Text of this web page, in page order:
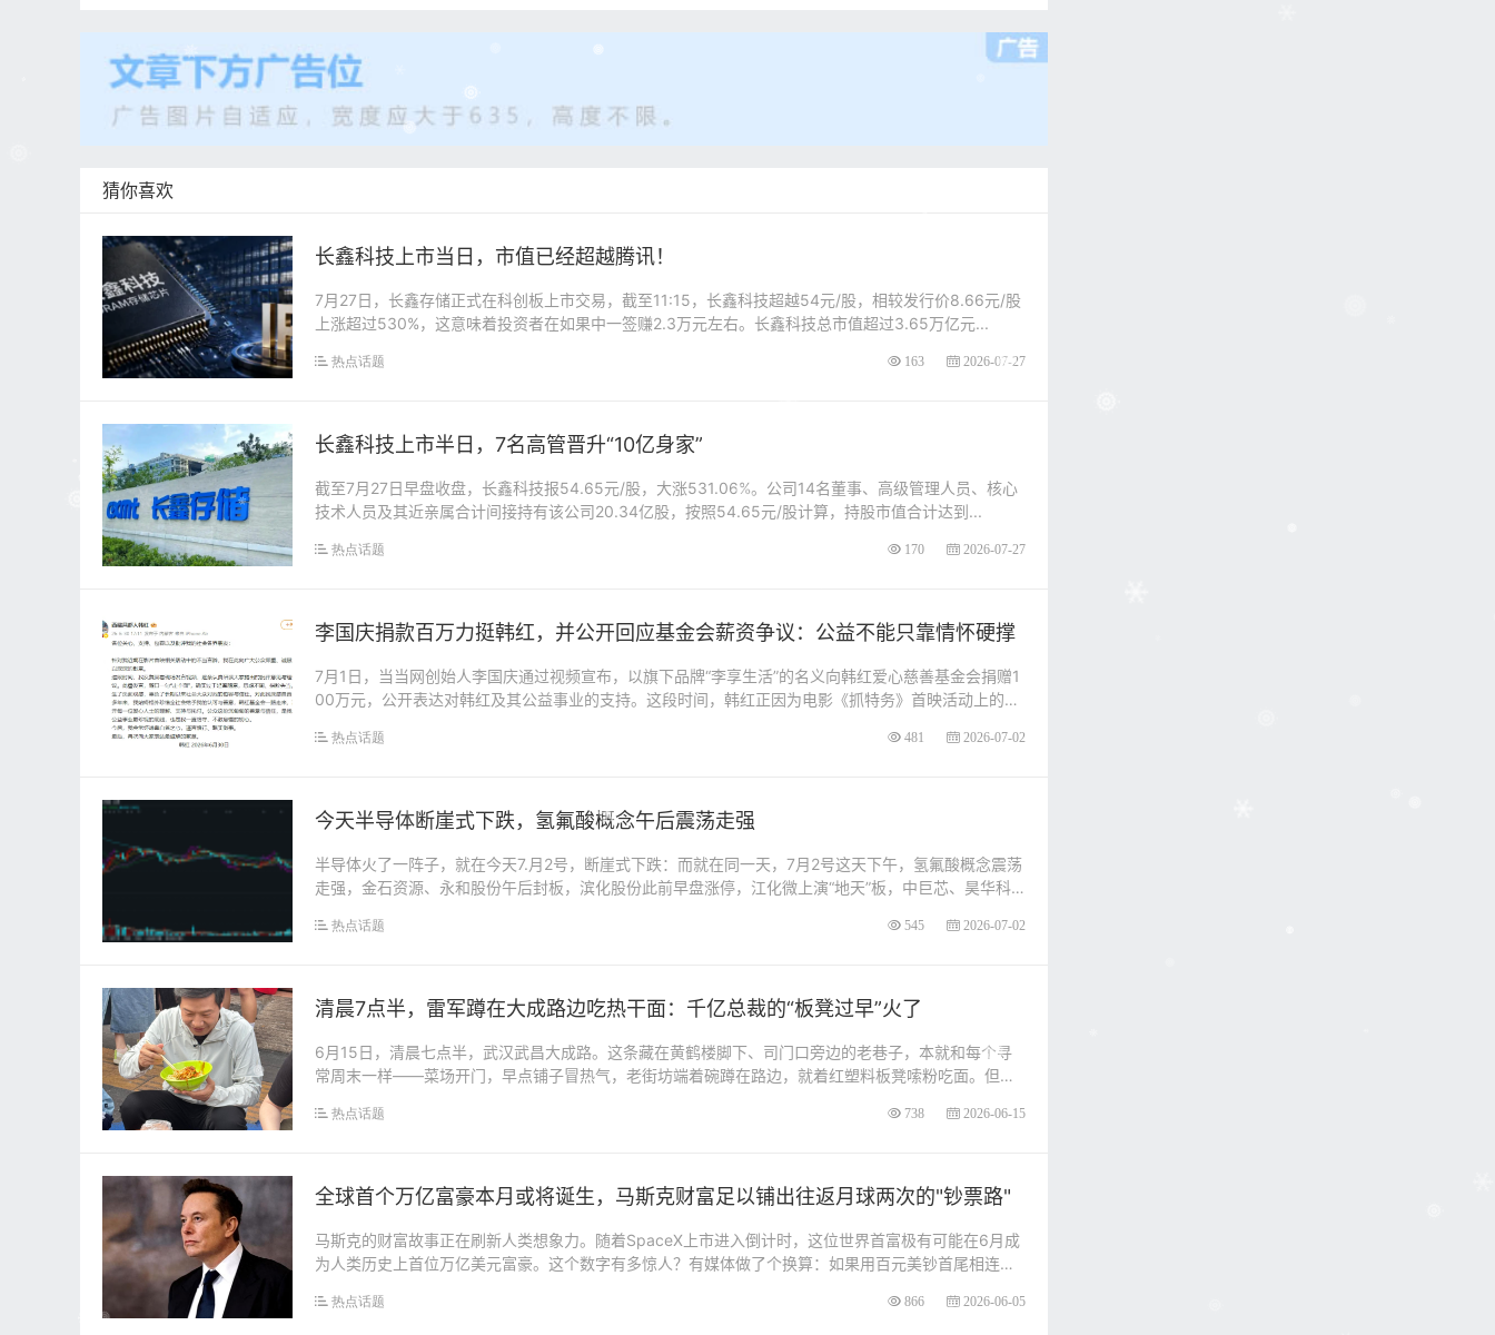
猜你喜欢
长鑫科技上市当日，市值已经超越腾讯！
7月27日，长鑫存储正式在科创板上市交易，截至11:15，长鑫科技超越54元/股，相较发行价8.66元/股
上涨超过530%，这意味着投资者在如果中一签赚2.3万元左右。长鑫科技总市值超过3.65万亿元...
热点话题 163 2026-07-27
长鑫科技上市半日，7名高管晋升“10亿身家”
截至7月27日早盘收盘，长鑫科技报54.65元/股，大涨531.06%。公司14名董事、高级管理人员、核心
技术人员及其近亲属合计间接持有该公司20.34亿股，按照54.65元/股计算，持股市值合计达到...
热点话题 170 2026-07-27
李国庆捐款百万力挺韩红，并公开回应基金会薪资争议：公益不能只靠情怀硬撑
7月1日，当当网创始人李国庆通过视频宣布，以旗下品牌“李享生活”的名义向韩红爱心慈善基金会捐赠1
00万元，公开表达对韩红及其公益事业的支持。这段时间，韩红正因为电影《抓特务》首映活动上的一
热点话题 481 2026-07-02
今天半导体断崖式下跌，氢氟酸概念午后震荡走强
半导体火了一阵子，就在今天7.月2号，断崖式下跌：而就在同一天，7月2号这天下午，氢氟酸概念震荡
走强，金石资源、永和股份午后封板，滨化股份此前早盘涨停，江化微上演“地天”板，中巨芯、昊华科
热点话题 545 2026-07-02
清晨7点半，雷军蹲在大成路边吃热干面：千亿总裁的“板凳过早”火了
6月15日，清晨七点半，武汉武昌大成路。这条藏在黄鹤楼脚下、司门口旁边的老巷子，本就和每个寻
常周末一样——菜场开门，早点铺子冒热气，老街坊端着碗蹲在路边，就着红塑料板凳嗦粉吃面。但今
热点话题 738 2026-06-15
全球首个万亿富豪本月或将诞生，马斯克财富足以铺出往返月球两次的"钞票路"
马斯克的财富故事正在刷新人类想象力。随着SpaceX上市进入倒计时，这位世界首富极有可能在6月成
为人类历史上首位万亿美元富豪。这个数字有多惊人？有媒体做了个换算：如果用百元美钞首尾相连铺
热点话题 866 2026-06-05